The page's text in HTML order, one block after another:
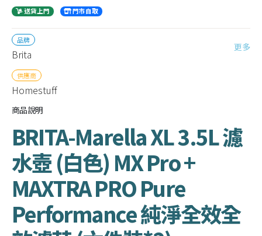
送貨上門 門市自取
品牌
Brita
更多
供應商
Homestuff
商品說明
BRITA-Marella XL 3.5L 濾
水壺 (白色) MX Pro +
MAXTRA PRO Pure
Performance 純淨全效全